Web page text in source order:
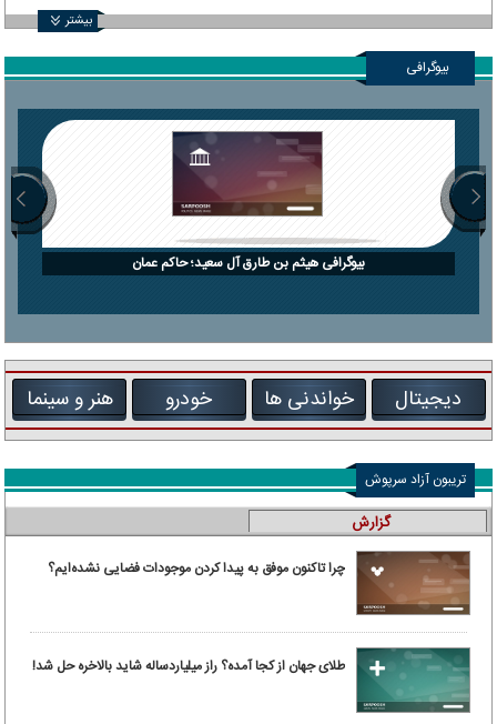
بیشتر
بیوگرافی
بیوگرافی هیثم بن طارق آل سعید؛ حاکم عمان
دیجیتال خواندنی ها خودرو هنر و سینما
تریبون آزاد سرپوش
گزارش
چرا تاکنون موفق به پیدا کردن موجودات فضایی نشده‌ایم؟
طلای جهان از کجا آمده؟ راز میلیاردساله شاید بالاخره حل شد!